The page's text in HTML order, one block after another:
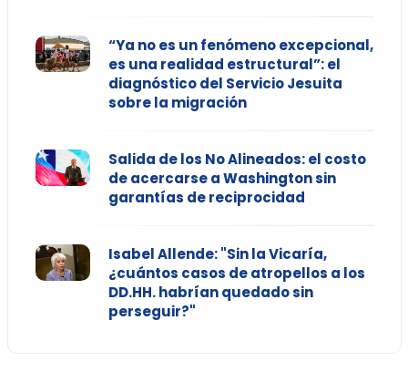
“Ya no es un fenómeno excepcional,
es una realidad estructural”: el
diagnóstico del Servicio Jesuita
sobre la migración
Salida de los No Alineados: el costo
de acercarse a Washington sin
garantías de reciprocidad
Isabel Allende: "Sin la Vicaría,
¿cuántos casos de atropellos a los
DD.HH. habrían quedado sin
perseguir?"